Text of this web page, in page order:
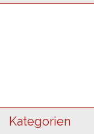
Kategorien